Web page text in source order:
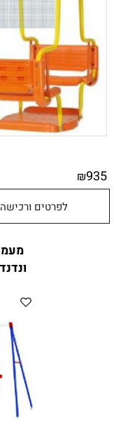
₪935
לפרטים ורכישה